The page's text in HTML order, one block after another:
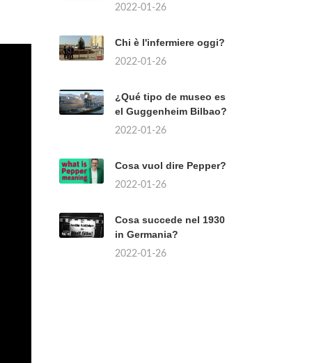
2022-01-26
Chi è l'infermiere oggi?
2022-01-26
¿Qué tipo de museo es
el Guggenheim Bilbao?
2022-01-26
Cosa vuol dire Pepper?
2022-01-26
Cosa succede nel 1930
in Germania?
2022-01-26